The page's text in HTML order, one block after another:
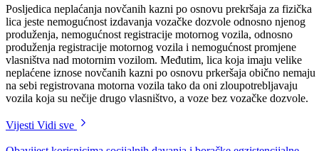
prostoru BPK Goražde, onda mu se ponudi da ono izvrši uplatu
novčane kazne po pitanju prekršaja u saobraćaju i onda se izvodi pred
sudiju koji mu izriče rješenjem sankciju, te se vrši naplata ove kazne.
Svaki prekršaj se jednako procesuira , a kada se misli o stranim
državljanima, onda se oni kažnjavaju na licu mjesta, tako da im se
popunjava prekršajni nalog, izriče im se sankcija, a ukoliko odbiju da
izvrše uplatu prekršajnog naloga, onda se oni izvode pred sudiju za
prekršaje Općinskog suda u Goržadu. “-kazao je Emko Rizvanović
Na području Bosansko-podrinjskog kantona Goražde registrovan je
izvršilac prekršaja koji po osnovu novčanih kazni duguje više od
KM, dok fizičko lice duguje po osnovu prekršajne sankcije čak